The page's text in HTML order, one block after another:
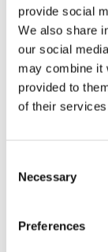
provide social
We also share
our social
may combine it
provided to
of their
Selection
Necessary
Preferences